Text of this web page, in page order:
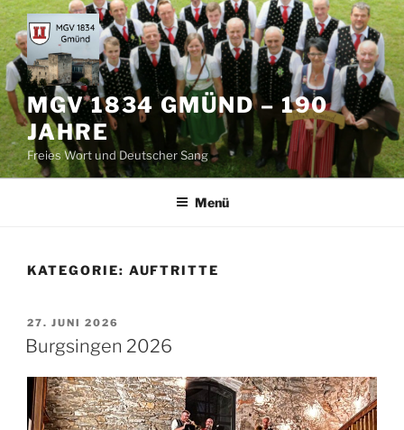
Zum
Inhalt
springen
MGV 1834 GMÜND – 190
JAHRE
Freies Wort und Deutscher Sang
Menü
KATEGORIE: AUFTRITTE
VERÖFFENTLICHT
AM
27. JUNI 2026
Burgsingen 2026